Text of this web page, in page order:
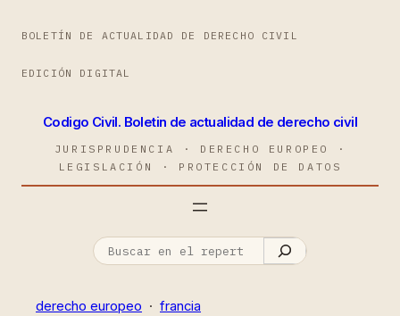
BOLETÍN DE ACTUALIDAD DE DERECHO CIVIL
EDICIÓN DIGITAL
Codigo Civil. Boletin de actualidad de derecho civil
JURISPRUDENCIA · DERECHO EUROPEO ·
LEGISLACIÓN · PROTECCIÓN DE DATOS
derecho europeo
  ·
francia